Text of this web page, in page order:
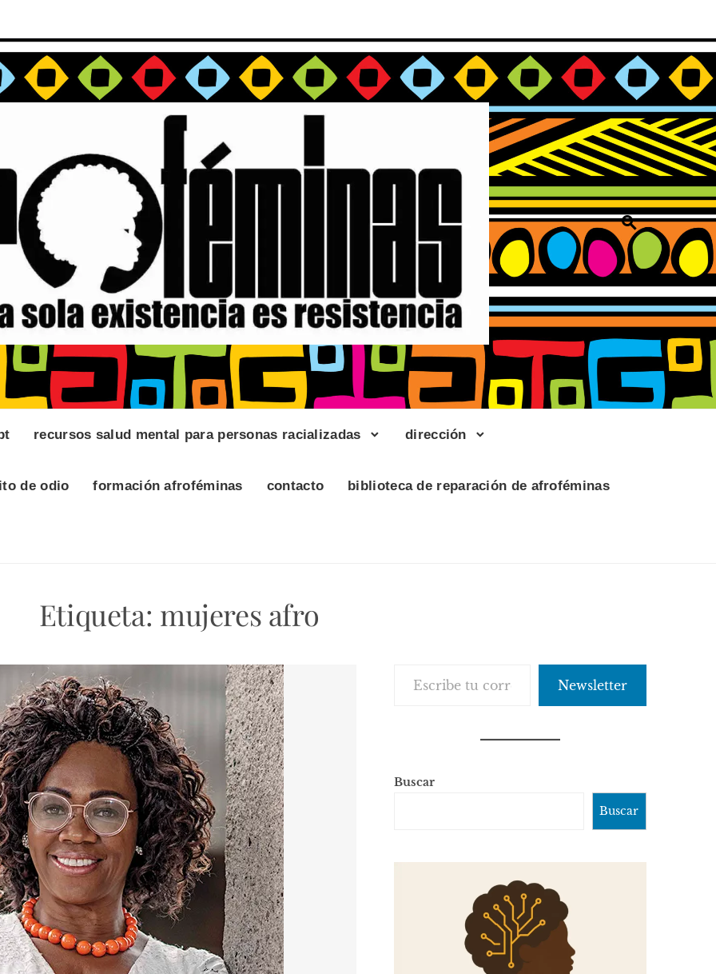
recursos salud mental para personas racializadas dirección
de odio formación afroféminas contacto biblioteca de reparación de afroféminas
Etiqueta: mujeres afro
Newsletter
Buscar
Buscar